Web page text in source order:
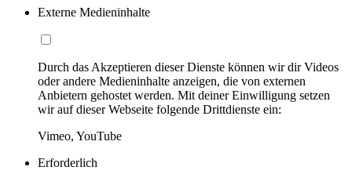
Externe Medieninhalte
Durch das Akzeptieren dieser Dienste können wir dir Videos
oder andere Medieninhalte anzeigen, die von externen
Anbietern gehostet werden. Mit deiner Einwilligung setzen
wir auf dieser Webseite folgende Drittdienste ein:
Vimeo, YouTube
Erforderlich